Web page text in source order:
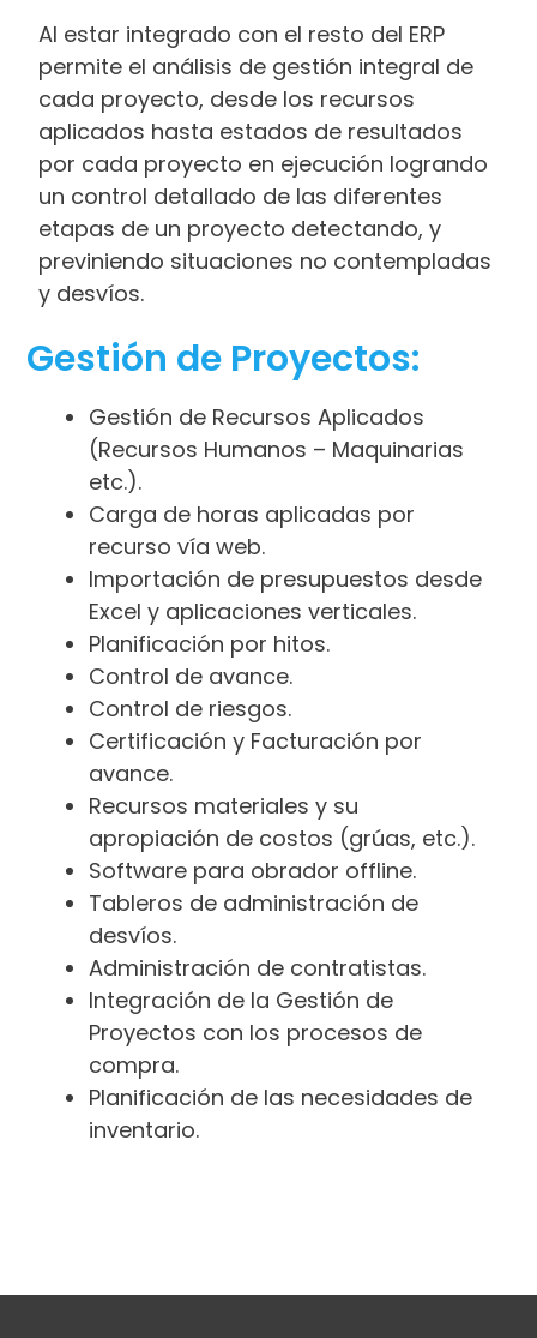
Al estar integrado con el resto del ERP
permite el análisis de gestión integral de
cada proyecto, desde los recursos
aplicados hasta estados de resultados
por cada proyecto en ejecución logrando
un control detallado de las diferentes
etapas de un proyecto detectando, y
previniendo situaciones no contempladas
y desvíos.
Gestión de Proyectos:
Gestión de Recursos Aplicados
(Recursos Humanos – Maquinarias
etc.).
Carga de horas aplicadas por
recurso vía web.
Importación de presupuestos desde
Excel y aplicaciones verticales.
Planificación por hitos.
Control de avance.
Control de riesgos.
Certificación y Facturación por
avance.
Recursos materiales y su
apropiación de costos (grúas, etc.).
Software para obrador offline.
Tableros de administración de
desvíos.
Administración de contratistas.
Integración de la Gestión de
Proyectos con los procesos de
compra.
Planificación de las necesidades de
inventario.